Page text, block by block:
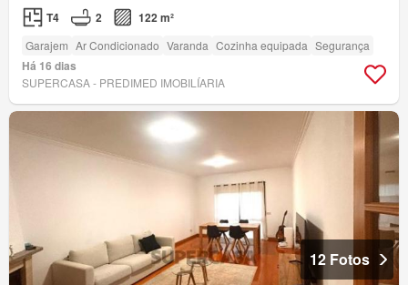
T4 2 122 m²
Garajem Ar Condicionado Varanda Cozinha equipada Segurança
Há 16 dias
SUPERCASA - PREDIMED IMOBILÍARIA
12 Fotos